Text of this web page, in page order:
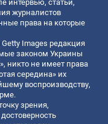
интервью, статьи,
журналистов
права на которые
Images редакция
законом Украины
никто не имеет права
середина» их
воспроизводству,
зрения,